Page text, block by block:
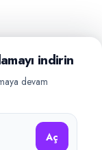
indirin
devam
Aç